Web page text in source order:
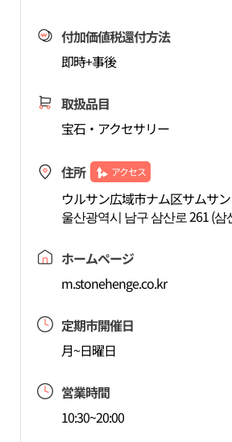
付加価値税還付方法
即時+事後
取扱品目
宝石・アクセサリー
住所 アクセス
ウルサン広域市ナム区サムサ
울산광역시 남구 삼산로 261 (삼
ホームページ
m.stonehenge.co.kr
定期市開催日
月~日曜日
営業時間
10:30~20:00